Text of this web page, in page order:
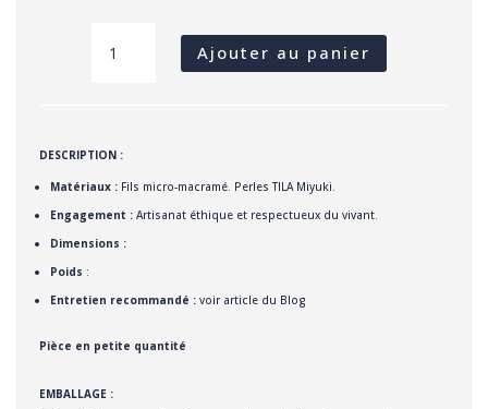
CHANCE Ajouter au panier
DESCRIPTION :
Matériaux : Fils micro-macramé. Perles TILA Miyuki.
Engagement : Artisanat éthique et respectueux du vivant.
Dimensions :
Poids :
Entretien recommandé : voir article du Blog
Pièce en petite quantité
EMBALLAGE :